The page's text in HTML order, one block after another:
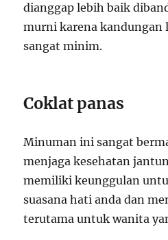
dianggap lebih baik
murni karena kandungan
sangat minim.
Coklat panas
Minuman ini sangat
menjaga kesehatan
memiliki keunggulan
suasana hati anda dan
terutama untuk wanita